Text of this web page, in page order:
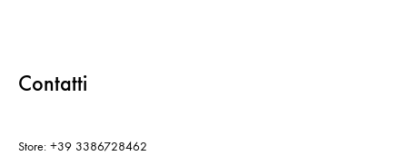
Contatti
Store: +39 3386728462